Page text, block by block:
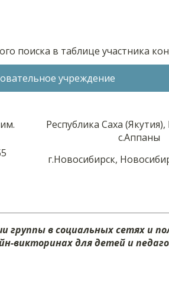
поиска в таблице участника
учреждение
Республика Саха
с.Аппаны
г.Новосибирск,
группы в социальных сетях и
викторинах для детей и